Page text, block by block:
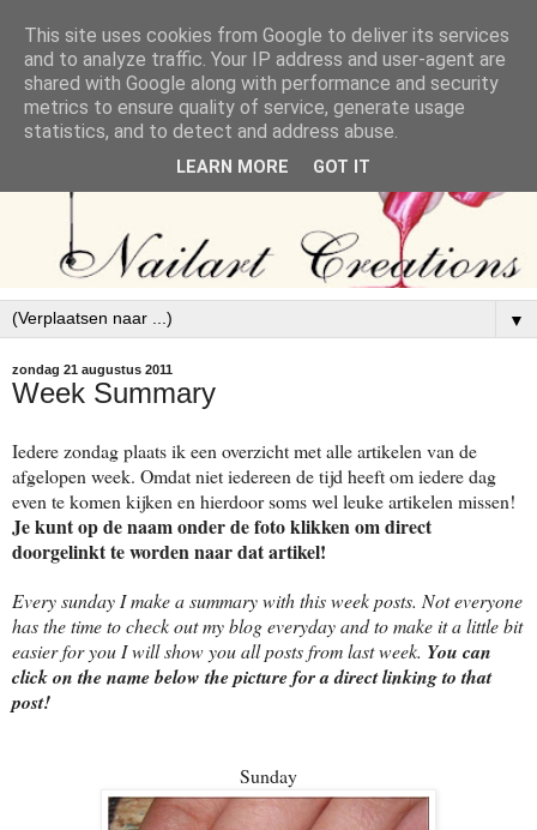
▼
zondag 21 augustus 2011
Week Summary
Iedere zondag plaats ik een overzicht met alle artikelen van de
afgelopen week. Omdat niet iedereen de tijd heeft om iedere dag
even te komen kijken en hierdoor soms wel leuke artikelen missen!
Je kunt op de naam onder de foto klikken om direct
doorgelinkt te worden naar dat artikel!
Every sunday I make a summary with this week posts. Not everyone
has the time to check out my blog everyday and to make it a little bit
easier for you I will show you all posts from last week. You can
click on the name below the picture for a direct linking to that
post!
Sunday
This site uses cookies from Google to deliver its services
and to analyze traffic. Your IP address and user-agent are
shared with Google along with performance and security
metrics to ensure quality of service, generate usage
statistics, and to detect and address abuse.
LEARN MORE GOT IT